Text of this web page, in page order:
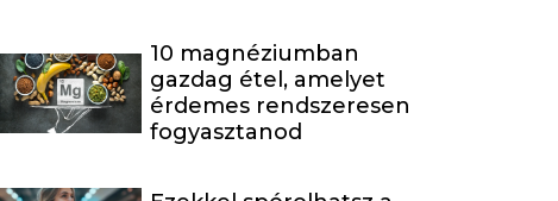
10 magnéziumban
gazdag étel, amelyet
érdemes rendszeresen
fogyasztanod